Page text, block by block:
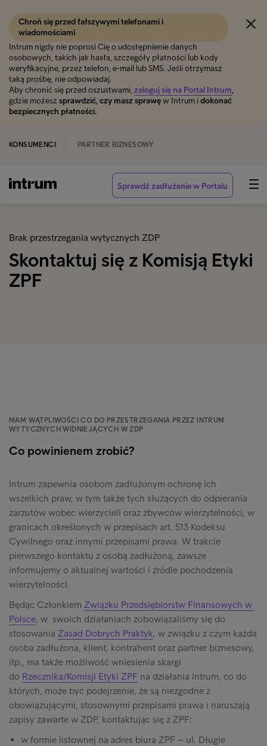
Chroń się przed fałszywymi telefonami i
wiadomościami
Intrum nigdy nie poprosi Cię o udostępnienie danych
osobowych, takich jak hasła, szczegóły płatności lub kody
weryfikacyjne, przez telefon, e-mail lub SMS. Jeśli otrzymasz
taką prośbę, nie odpowiadaj.
Aby chronić się przed oszustwami, zaloguj się na Portal Intrum,
gdzie możesz sprawdzić, czy masz sprawęw Intrum idokonać
bezpiecznych płatności.
KONSUMENCI PARTNER BIZNESOWY
Sprawdź zadłużenie w Portalu
Brak przestrzegania wytycznych ZDP
Skontaktuj się z Komisją Etyki
ZPF
MAM WĄTPLIWOŚCI CO DO PRZESTRZEGANIA PRZEZ INTRUM
WYTYCZNYCH WIDNIEJĄCYCH W ZDP
Co powinienem zrobić?
Intrum zapewnia osobom zadłużonym ochronę ich
wszelkich praw, w tym także tych służących do odpierania
zarzutów wobec wierzycieli oraz zbywców wierzytelności, w
granicach określonych w przepisach art. 513 Kodeksu
Cywilnego oraz innymi przepisami prawa. W trakcie
pierwszego kontaktu z osobą zadłużoną, zawsze
informujemy o aktualnej wartości i źródle pochodzenia
wierzytelności.
Będąc Członkiem Związku Przedsiębiorstw Finansowych w
Polsce, w swoich działaniach zobowiązaliśmy się do
stosowania Zasad Dobrych Praktyk, w związku z czym każda
osoba zadłużona, klient, kontrahent oraz partner biznesowy,
itp., ma także możliwość wniesienia skargi
do Rzecznika/Komisji Etyki ZPF na działania Intrum, co do
których, może być podejrzenie, że są niezgodne z
obowiązującymi, stosownymi przepisami prawa i naruszają
zapisy zawarte w ZDP, kontaktując się z ZPF:
w formie listownej na adres biura ZPF – ul. Długie